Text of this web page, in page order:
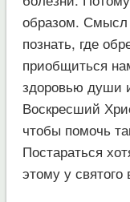
образом.
познать, где
приобщиться
здоровью души
Воскресший
чтобы помочь
Постараться
этому у